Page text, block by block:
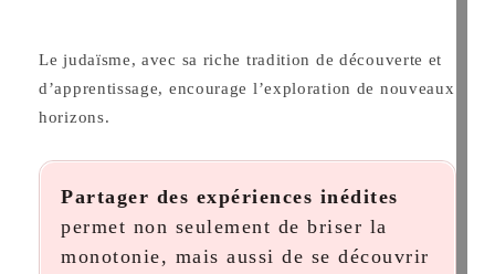
Le judaïsme, avec sa riche tradition de découverte et
d’apprentissage, encourage l’exploration de nouveaux
horizons.
Partager des expériences inédites
permet non seulement de briser la
monotonie, mais aussi de se découvrir